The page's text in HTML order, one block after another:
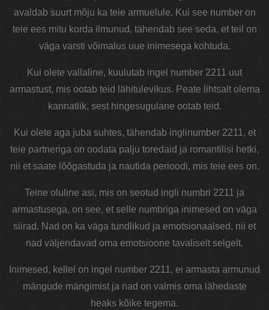
avaldab suurt mõju ka teie armuelule. Kui see number on
teie ees mitu korda ilmunud, tähendab see seda, et teil on
väga varsti võimalus uue inimesega kohtuda.
Kui olete vallaline, kuulutab ingel number 2211 uut
armastust, mis ootab teid lähitulevikus. Peate lihtsalt olema
kannatlik, sest hingesugulane ootab teid.
Kui olete aga juba suhtes, tähendab inglinumber 2211, et
teie partneriga on oodata palju toredaid ja romantilisi hetki,
nii et saate lõõgastuda ja nautida perioodi, mis teie ees on.
Teine oluline asi, mis on seotud ingli numbri 2211 ja
armastusega, on see, et selle numbriga inimesed on väga
siirad. Nad on ka väga tundlikud ja emotsionaalsed, nii et
nad väljendavad oma emotsioone tavaliselt selgelt.
Inimesed, kellel on ingel number 2211, ei armasta armunud
mängude mängimist ja nad on valmis oma lähedaste
heaks kõike tegema.